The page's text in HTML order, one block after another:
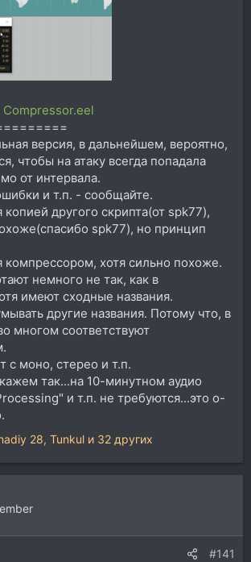
версия, в дальнейшем, вероятно,
чтобы на атаку всегда попадала
от интервала.
и т.п. - сообщайте.
копией другого скрипта(от spk77),
spk77), но принцип
компрессором, хотя сильно похоже.
немного не так, как в
имеют сходные названия.
другие названия. Потому что, в
многом соответствуют
с моно, стерео и т.п.
так...на 10-минутном аудио
и т.п. не требуются...это о-
28, Tunkul и 32 других
#141